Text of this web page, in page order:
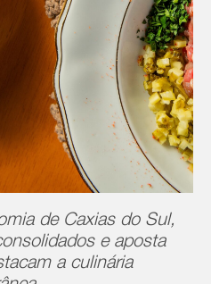
de Caxias do Sul,
e aposta
a culinária